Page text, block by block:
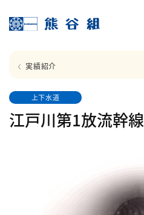
実績紹介
上下水道
江戸川第1放流幹線